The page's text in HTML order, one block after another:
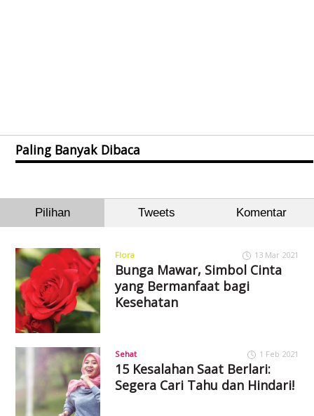
Paling Banyak Dibaca
Pilihan Tweets Komentar
Flora 13 Mar 2021
Bunga Mawar, Simbol Cinta
yang Bermanfaat bagi
Kesehatan
Sehat 1 Feb 2021
15 Kesalahan Saat Berlari:
Segera Cari Tahu dan Hindari!